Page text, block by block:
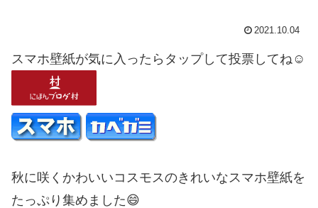
2021.10.04
スマホ壁紙が気に入ったらタップして投票してね☺
秋に咲くかわいいコスモスのきれいなスマホ壁紙を
たっぷり集めました😄